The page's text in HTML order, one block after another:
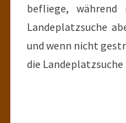
befliege,
Landeplatzsuche
und wenn nicht
die